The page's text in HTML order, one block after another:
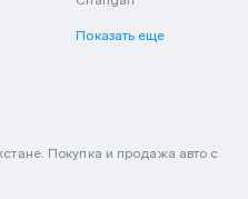
Показать еще
Покупка и продажа авто с